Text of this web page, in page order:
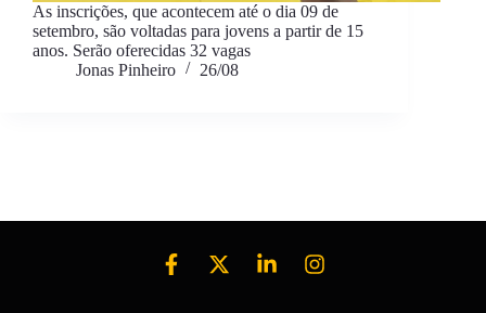
As inscrições, que acontecem até o dia 09 de
setembro, são voltadas para jovens a partir de 15
anos. Serão oferecidas 32 vagas
Jonas Pinheiro
26/08